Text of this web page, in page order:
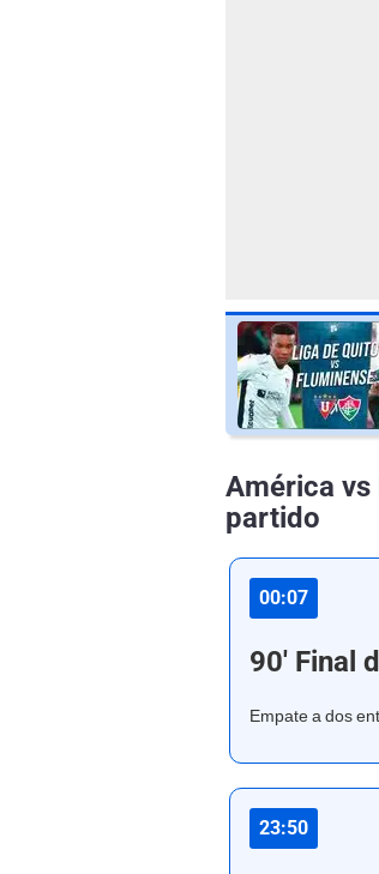
América vs
partido
00:07
90' Final
Empate a dos
23:50